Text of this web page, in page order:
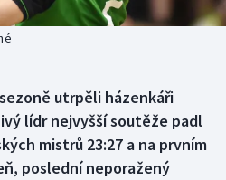
utrpěli házenkáři
lídr nejvyšší soutěže padl
mistrů 23:27 a na prvním
poslední neporažený